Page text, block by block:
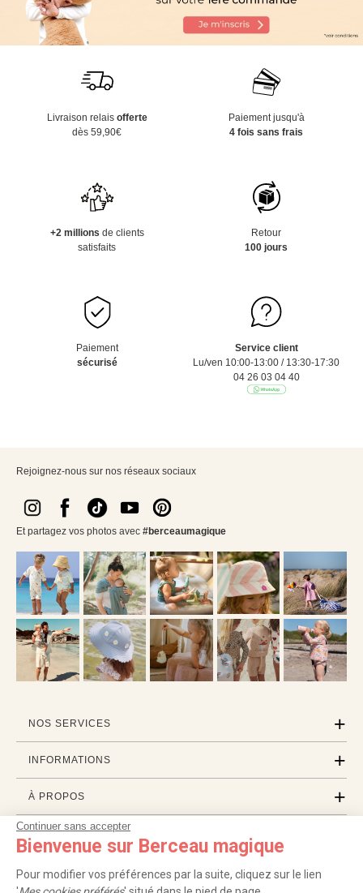
Continuer sans accepter
Bienvenue sur Berceau magique
Pour modifier vos préférences par la suite, cliquez sur le lien
Livraison relais offerte
dès 59,90€
Paiement jusqu'à
4 fois sans frais
+2 millions de clients
satisfaits
Retour
100 jours
Paiement
sécurisé
Service client
Lu/ven 10:00-13:00 / 13:30-17:30
04 26 03 04 40
Rejoignez-nous sur nos réseaux sociaux
Et partagez vos photos avec #berceaumagique
NOS SERVICES
INFORMATIONS
À PROPOS
PROFESSIONNELS
LISTES CADEAUX